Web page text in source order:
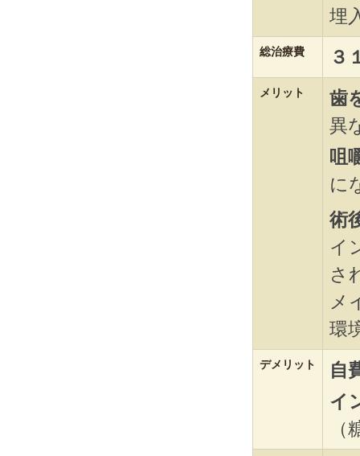
埋
総治療費 ３
メリット
歯
異
咀
に
術
イ
さ
メ
環
デメリット
自
イ